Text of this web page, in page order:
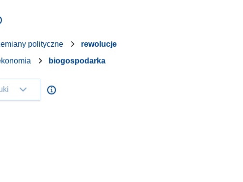
polityczne
rewolucje
biogospodarka